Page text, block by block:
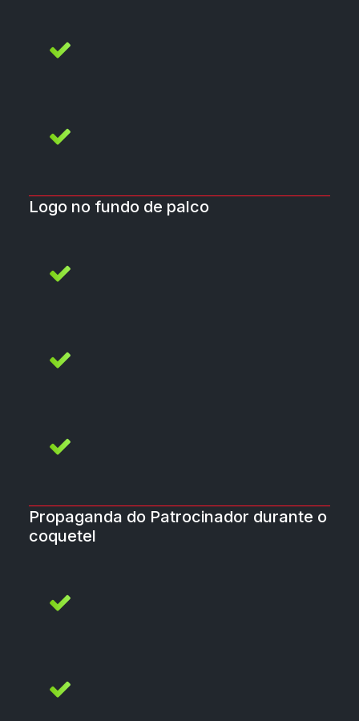
Logo no fundo de palco
Propaganda do Patrocinador durante o
coquetel